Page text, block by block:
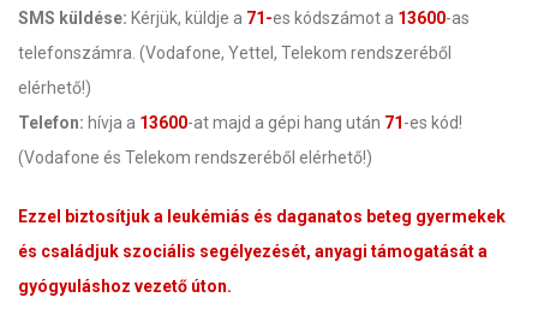
SMS küldése: Kérjük, küldje a 71-es kódszámot a 13600-as
telefonszámra. (Vodafone, Yettel, Telekom rendszeréből
elérhető!)
Telefon: hívja a 13600-at majd a gépi hang után 71-es kód!
(Vodafone és Telekom rendszeréből elérhető!)
Ezzel biztosítjuk a leukémiás és daganatos beteg gyermekek
és családjuk szociális segélyezését, anyagi támogatását a
gyógyuláshoz vezető úton.